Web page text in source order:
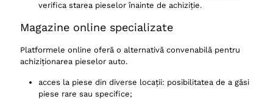
verifica starea pieselor înainte de achiziție.
Magazine online specializate
Platformele online oferă o alternativă convenabilă pentru
achiziționarea pieselor auto.
acces la piese din diverse locații: posibilitatea de a găsi
piese rare sau specifice;